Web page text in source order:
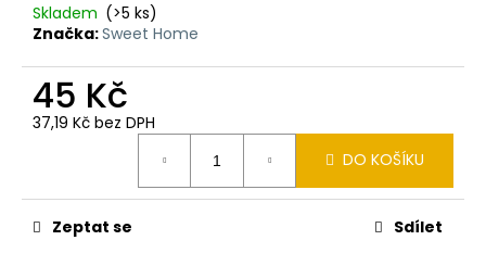
Skladem (>5 ks)
Značka:Sweet Home
45 Kč
37,19 Kč bez DPH
DO KOŠÍKU
Zeptat se Sdílet
u
č
u
e